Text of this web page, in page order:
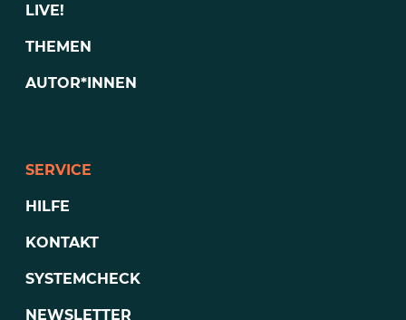
LIVE!
THEMEN
AUTOR*INNEN
SERVICE
HILFE
KONTAKT
SYSTEMCHECK
NEWSLETTER